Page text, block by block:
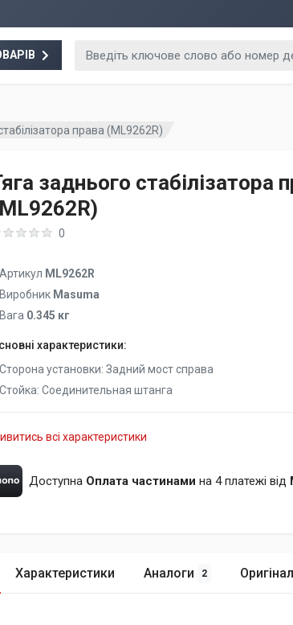
права (ML9262R)
заднього стабілізатора
0
Артикул ML9262R
Виробник Masuma
Вага 0.345 кг
характеристики:
Сторона установки: Задний мост справа
Стойка: Соединительная штанга
всі характеристики
Доступна Оплата частинами на 4 платежі від
Характеристики Аналоги 2